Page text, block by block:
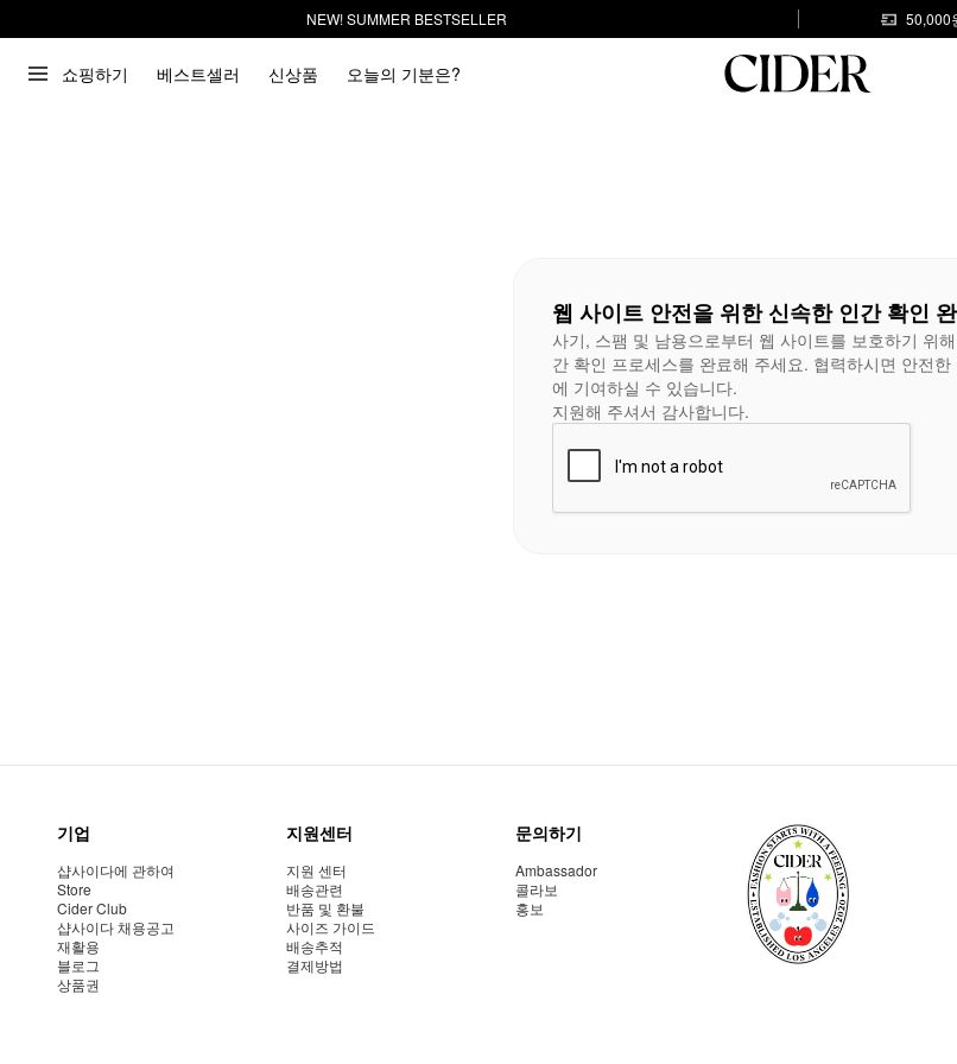
NEW! SUMMER BESTSELLER 50,000
쇼핑하기 베스트셀러 신상품 오늘의 기분은?
웹 사이트 안전을 위한 신속한 인간 확인
사기, 스팸 및 남용으로부터 웹 사이트를 보호하기 위
간 확인 프로세스를 완료해 주세요. 협력하시면 안전한
에 기여하실 수 있습니다.
지원해 주셔서 감사합니다.
기업
샵사이다에 관하여
Store
Cider Club
샵사이다 채용공고
재활용
블로그
상품권
지원센터
지원 센터
배송관련
반품 및 환불
사이즈 가이드
배송추적
결제방법
문의하기
Ambassador
콜라보
홍보